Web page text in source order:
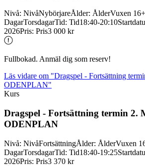
Nivå: NivåNybörjareÅlder: ÅlderVuxen 16+
DagarTorsdagarTid: Tid18:40-20:10
2026Pris: Pris3 000 kr
Fullbokad. Anmäl dig som reserv!
Läs vidare om "Dragspel - Fortsättning
ODENPLAN"
Kurs
Dragspel - Fortsättning termin 2.
ODENPLAN
Nivå: NivåFortsättningÅlder: ÅlderVuxen
DagarTorsdagarTid: Tid18:40-19:25
2026Pris: Pris3 370 kr